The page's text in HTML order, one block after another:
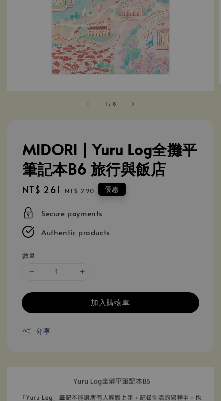
1 / 8
MIDORI | Yuru Log全攤平
筆記本B6 旅行與飯店
Sale
NT$ 261 Regular
NT$ 290 優惠
Secure payments
Authentic products
數量
加入購物車
分享